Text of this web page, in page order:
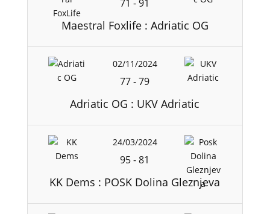
71 -91
Maestral Foxlife : Adriatic OG
02/11/2024
77-79
Adriatic OG : UKV Adriatic
24/03/2024
95-81
KK Dems : POSK Dolina Gleznjeva